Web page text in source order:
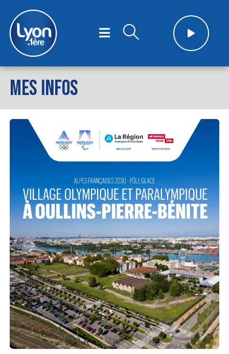
MES INFOS